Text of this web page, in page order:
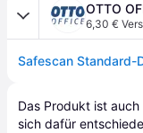
OTTO
6,30 €
Das Produkt ist auch
sich dafür